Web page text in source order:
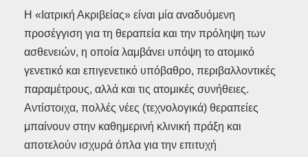
Η «Ιατρική Ακριβείας» είναι μία αναδυόμενη
προσέγγιση για τη θεραπεία και την πρόληψη των
ασθενειών, η οποία λαμβάνει υπόψη το ατομικό
γενετικό και επιγενετικό υπόβαθρο, περιβαλλοντικές
παραμέτρους, αλλά και τις ατομικές συνήθειες.
Αντίστοιχα, πολλές νέες (τεχνολογικά) θεραπείες
μπαίνουν στην καθημερινή κλινική πράξη και
αποτελούν ισχυρά όπλα για την επιτυχή